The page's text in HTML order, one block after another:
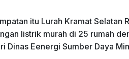
itu Lurah Kramat
listrik murah di 25 rumah
Dinas Eenergi Sumber Daya